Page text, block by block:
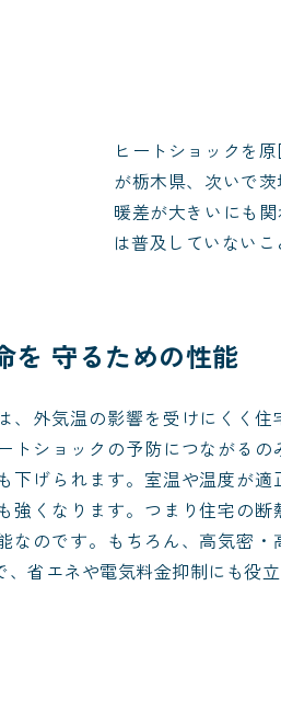
ヒートショックを
が栃木県、次いで
暖差が大きいにも
は普及していないこ
を 守るための性能
、外気温の影響を受けにくく
トショックの予防につながる
下げられます。室温や温度が適
強くなります。つまり住宅の
なのです。もちろん、高気密
省エネや電気料金抑制にも役立